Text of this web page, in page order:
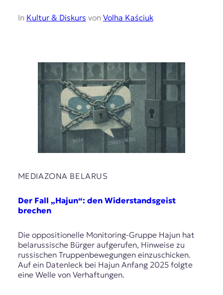
In Kultur & Diskurs von Volha Kaściuk
MEDIAZONA BELARUS
Der Fall „Hajun“: den Widerstandsgeist
brechen
Die oppositionelle Monitoring-Gruppe Hajun hat
belarussische Bürger aufgerufen, Hinweise zu
russischen Truppenbewegungen einzuschicken.
Auf ein Datenleck bei Hajun Anfang 2025 folgte
eine Welle von Verhaftungen.